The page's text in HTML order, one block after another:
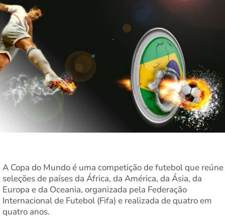
A Copa do Mundo é uma competição de futebol que reúne
seleções de países da África, da América, da Ásia, da
Europa e da Oceania, organizada pela Federação
Internacional de Futebol (Fifa) e realizada de quatro em
quatro anos.